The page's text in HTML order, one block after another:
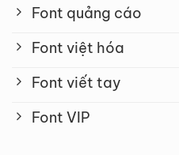
Font quảng cáo
Font việt hóa
Font viết tay
Font VIP